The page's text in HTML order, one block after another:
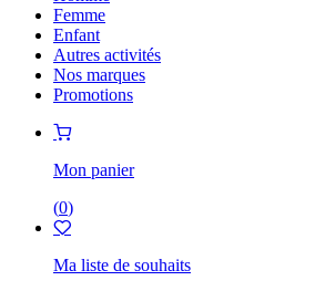
Femme
Enfant
Autres activités
Nos marques
Promotions
Mon panier
(0)
Ma liste de souhaits